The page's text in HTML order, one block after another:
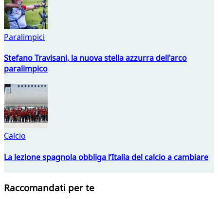
Paralimpici
Stefano Travisani, la nuova stella azzurra dell'arco
paralimpico
Calcio
La lezione spagnola obbliga l’Italia del calcio a cambiare
Raccomandati per te